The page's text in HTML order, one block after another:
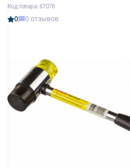
Код товара: 67078
0 0 отзывов